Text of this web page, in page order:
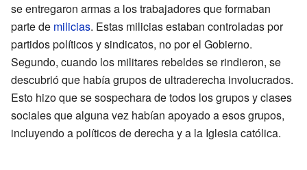
se entregaron armas a los trabajadores que formaban
parte de milicias. Estas milicias estaban controladas por
partidos políticos y sindicatos, no por el Gobierno.
Segundo, cuando los militares rebeldes se rindieron, se
descubrió que había grupos de ultraderecha involucrados.
Esto hizo que se sospechara de todos los grupos y clases
sociales que alguna vez habían apoyado a esos grupos,
incluyendo a políticos de derecha y a la Iglesia católica.